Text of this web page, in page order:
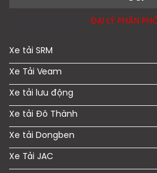
ĐẠI LÝ PHÂN
Xe tải SRM
Xe Tải Veam
Xe tải lưu động
Xe tải Đô Thành
Xe tải Dongben
Xe Tải JAC